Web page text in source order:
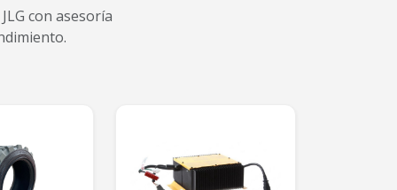
con asesoría